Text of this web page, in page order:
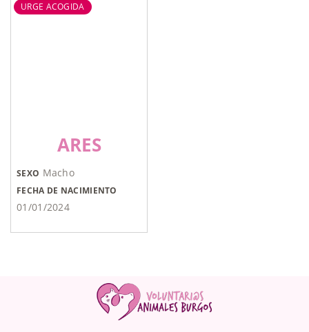
URGE ACOGIDA
ARES
SEXO Macho
FECHA DE NACIMIENTO
01/01/2024